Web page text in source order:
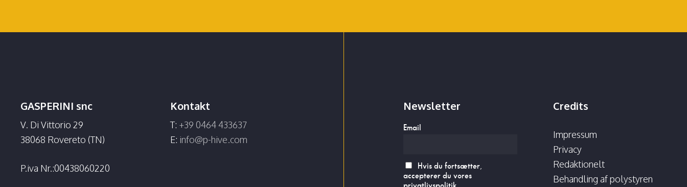
GASPERINI snc
V. Di Vittorio 29
38068 Rovereto (TN)
P.iva Nr.:00438060220
Kontakt
T: +39 0464 433637
E: info@p-hive.com
Newsletter
Email
Hvis du fortsætter,
accepterer du vores
Credits
Impressum
Privacy
Redaktionelt
Behandling af polystyren